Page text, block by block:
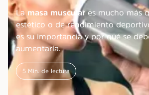
La masa musculares mucho más
estético o de rendimiento
es su importancia y por qué se
aumentarla.
5 Min. de lectura